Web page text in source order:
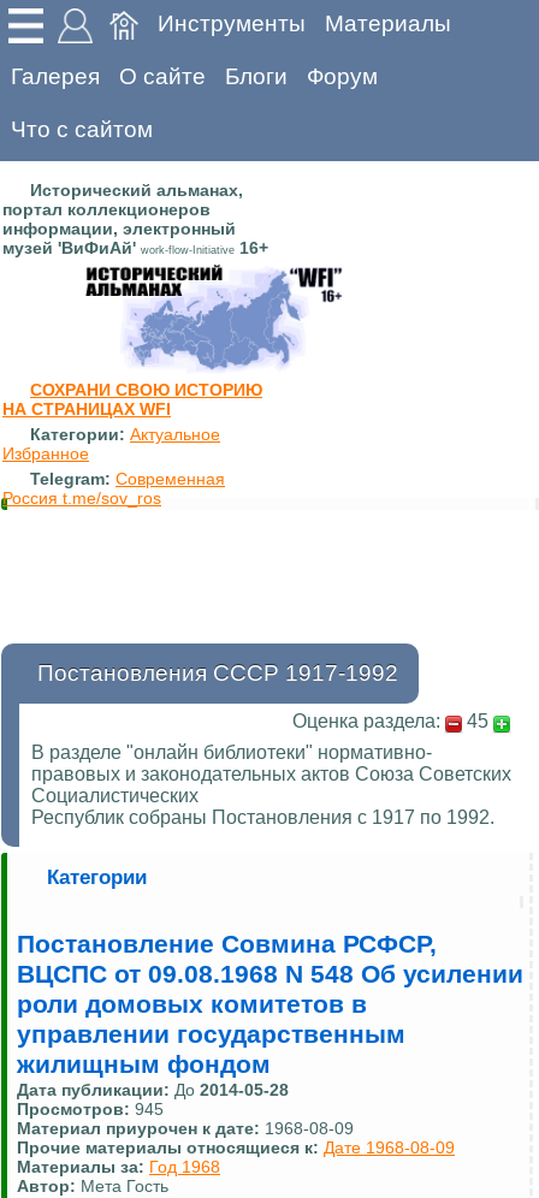
Инструменты Материалы
Галерея О сайте Блоги Форум
Что с сайтом
Исторический альманах,
портал коллекционеров
информации, электронный
музей 'ВиФиАй' work-flow-Initiative 16+
СОХРАНИ СВОЮ ИСТОРИЮ
НА СТРАНИЦАХ WFI
Категории: Актуальное
Избранное
Telegram: Современная
Россия t.me/sov_ros
Постановления СССР 1917-1992
Оценка раздела:
45
В разделе "онлайн библиотеки" нормативно-
правовых и законодательных актов Союза Советских
Социалистических
Республик собраны Постановления с 1917 по 1992.
Категории
Постановление Совмина РСФСР,
ВЦСПС от 09.08.1968 N 548 Об усилении
роли домовых комитетов в
управлении государственным
жилищным фондом
Дата публикации: До 2014-05-28
Просмотров: 945
Материал приурочен к дате: 1968-08-09
Прочие материалы относящиеся к: Дате 1968-08-09
Материалы за: Год 1968
Автор: Мета Гость